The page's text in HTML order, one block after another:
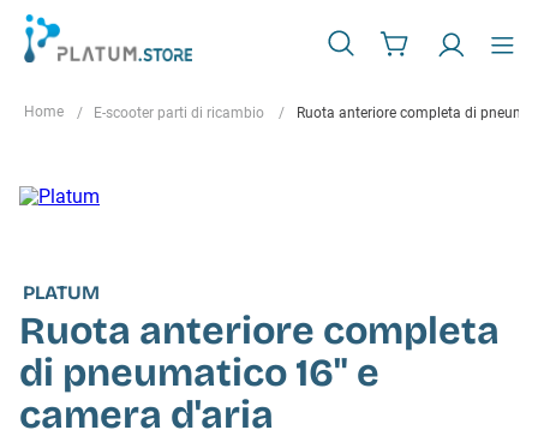
E-scooter parti di ricambio Ruota anteriore completa di
PLATUM
Ruota anteriore completa
di pneumatico 16" e
camera d'aria